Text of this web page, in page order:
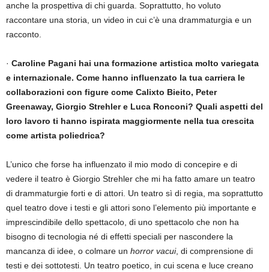
anche la prospettiva di chi guarda. Soprattutto, ho voluto
raccontare una storia, un video in cui c’è una drammaturgia e un
racconto.
· Caroline Pagani hai una formazione artistica molto variegata
e internazionale. Come hanno influenzato la tua carriera le
collaborazioni con figure come Calixto Bieito, Peter
Greenaway, Giorgio Strehler e Luca Ronconi? Quali aspetti del
loro lavoro ti hanno ispirata maggiormente nella tua crescita
come artista poliedrica?
L’unico che forse ha influenzato il mio modo di concepire e di
vedere il teatro è Giorgio Strehler che mi ha fatto amare un teatro
di drammaturgie forti e di attori. Un teatro sì di regia, ma soprattutto
quel teatro dove i testi e gli attori sono l’elemento più importante e
imprescindibile dello spettacolo, di uno spettacolo che non ha
bisogno di tecnologia né di effetti speciali per nascondere la
mancanza di idee, o colmare un horror vacui, di comprensione di
testi e dei sottotesti. Un teatro poetico, in cui scena e luce creano